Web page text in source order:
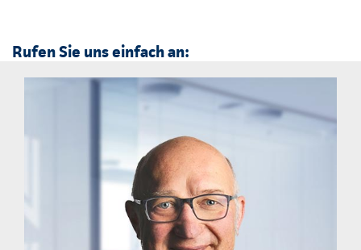
Rufen Sie uns einfach an: